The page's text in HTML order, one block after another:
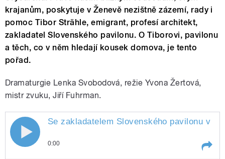
krajanům, poskytuje v Ženevě nezištně zázemí, rady i
pomoc Tibor Strähle, emigrant, profesí architekt,
zakladatel Slovenského pavilonu. O Tiborovi, pavilonu
a těch, co v něm hledají kousek domova, je tento
pořad.
Dramaturgie Lenka Svobodová, režie Yvona Žertová,
mistr zvuku, Jiří Fuhrman.
Se zakladatelem Slovenského pavilonu v
0:00